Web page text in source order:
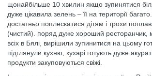
щонайбільше 10 хвилин якщо зупинятися
дуже цікавила зелень – її на території
достатньо поплескатися дітям і трохи
(чистий). поряд дуже хороший ресторанчик,
всіх в Бялі, вирішили зупинитися на цьому
підглянули кухню, кухарі готують дуже
продукти закуповуються свіжі.